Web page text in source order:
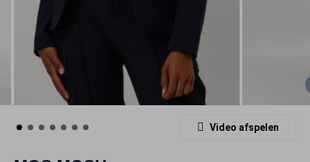
Video afspelen